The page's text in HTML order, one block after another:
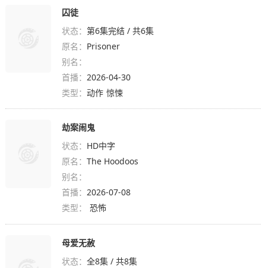
囚徒
状态：第6集完结 / 共6集
原名： Prisoner
别名：
首播： 2026-04-30
类型：动作 惊悚
劫案闹鬼
状态： HD中字
原名：The Hoodoos
别名：
首播：2026-07-08
类型：
恐怖
母爱无赦
状态：全8集 / 共8集